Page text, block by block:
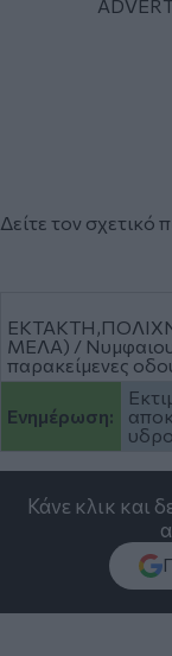
Δείτε τον σχετικό
ΜΕΛΑ) / Νυμφαιου
παρακείμενες
Ενημέρωση:
Κάνε κλικ και